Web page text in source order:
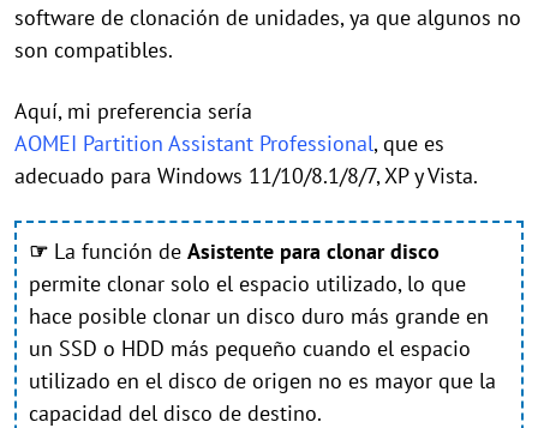
software de clonación de unidades, ya que algunos no
son compatibles.
Aquí, mi preferencia sería
AOMEI Partition Assistant Professional, que es
adecuado para Windows 11/10/8.1/8/7, XP y Vista.
☞ La función de Asistente para clonar disco
permite clonar solo el espacio utilizado, lo que
hace posible clonar un disco duro más grande en
un SSD o HDD más pequeño cuando el espacio
utilizado en el disco de origen no es mayor que la
capacidad del disco de destino.